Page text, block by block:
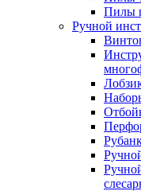
Пилы
Ручной